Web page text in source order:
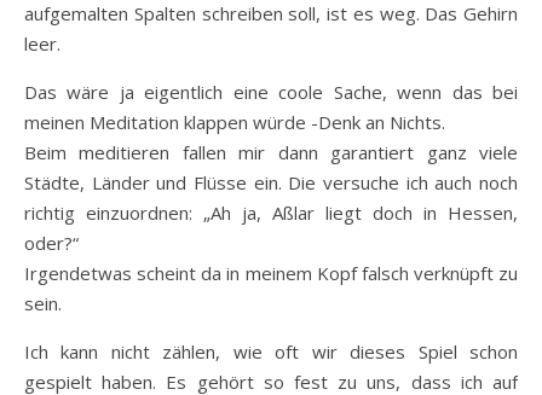
aufgemalten Spalten schreiben soll, ist es weg. Das Gehirn
leer.
Das wäre ja eigentlich eine coole Sache, wenn das bei
meinen Meditation klappen würde -Denk an Nichts.
Beim meditieren fallen mir dann garantiert ganz viele
Städte, Länder und Flüsse ein. Die versuche ich auch noch
richtig einzuordnen: „Ah ja, Aßlar liegt doch in Hessen,
oder?“
Irgendetwas scheint da in meinem Kopf falsch verknüpft zu
sein.
Ich kann nicht zählen, wie oft wir dieses Spiel schon
gespielt haben. Es gehört so fest zu uns, dass ich auf